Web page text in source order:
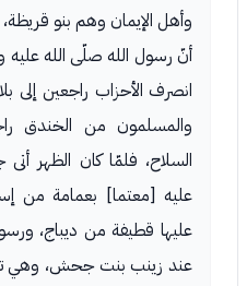
وأهل الإيمان وهم بنو
أنّ رسول الله صلّى الله عليه
انصرف الأحزاب راجعين إلى
والمسلمون من الخندق
السلاح، فلمّا كان الظهر
عليه [معتما] بعمامة من
عليها قطيفة من ديباج،
عند زينب بنت جحش، وهي